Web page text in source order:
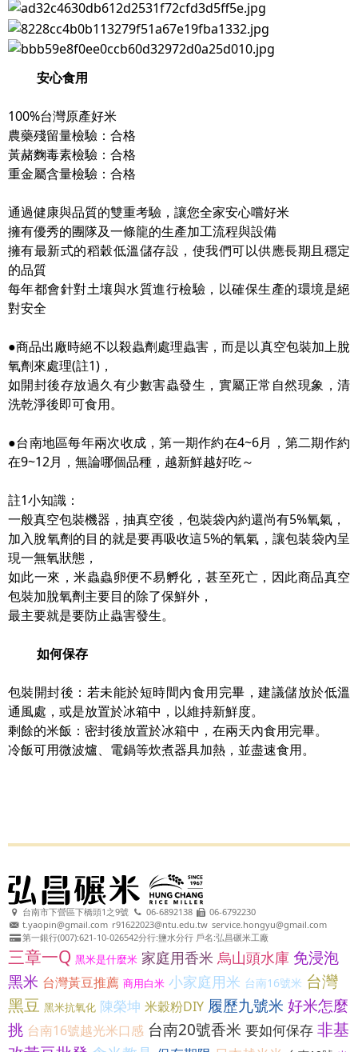
安心食用
100%台灣原產好米
農藥殘留量檢驗：合格
黃赭麴毒素檢驗：合格
重金屬含量檢驗：合格
通過健康與品質的雙重考驗，讓您全家安心嚐好米
擁有優秀的團隊及一條龍的生產加工流程與設備
擁有最新式的稻穀低溫儲存設，使我們可以供應長期且穩定
的品質
每年都會針對土壤與水質進行檢驗，以確保生產的環境是絕
對安全
●商品出廠時絕不以殺蟲劑處理蟲害，而是以真空包裝加上脫
氧劑來處理(註1)，
如開封後存放過久有少數害蟲發生，實屬正常自然現象，清
洗乾淨後即可食用。
●台南地區每年兩次收成，第一期作約在4~6月，第二期作約
在9~12月，無論哪個品種，越新鮮越好吃～
註1小知識：
一般真空包裝機器，抽真空後，包裝袋內約還尚有5%氧氣，
加入脫氧劑的目的就是要再吸收這5%的氧氣，讓包裝袋內呈
現一無氧狀態，
如此一來，米蟲蟲卵便不易孵化，甚至死亡，因此商品真空
包裝加脫氧劑主要目的除了保鮮外，
最主要就是要防止蟲害發生。
如何保存
包裝開封後：若未能於短時間內食用完畢，建議儲放於低溫
通風處，或是放置於冰箱中，以維持新鮮度。
剩餘的米飯：密封後放置於冰箱中，在兩天內食用完畢。
冷飯可用微波爐、電鍋等炊煮器具加熱，並盡速食用。
台南市下營區下橋頭1之9號 06-6892138
06-6792230
t.yaopin@gmail.com r91622023@ntu.edu.tw service.hongyu@gmail.com
第一銀行(007):621-10-026542分行:鹽水分行 戶名:弘昌碾米工廠
三章一Q 黑米是什麼米 家庭用香米 烏山頭水庫 免浸泡
黑米 台灣黃豆推薦 商用白米 小家庭用米 台南16號米 台灣
黑豆 黑米抗氧化 陳榮坤 米穀粉DIY 履歷九號米 好米怎麼
挑 台南16號越光米口感 台南20號香米 要如何保存 非基